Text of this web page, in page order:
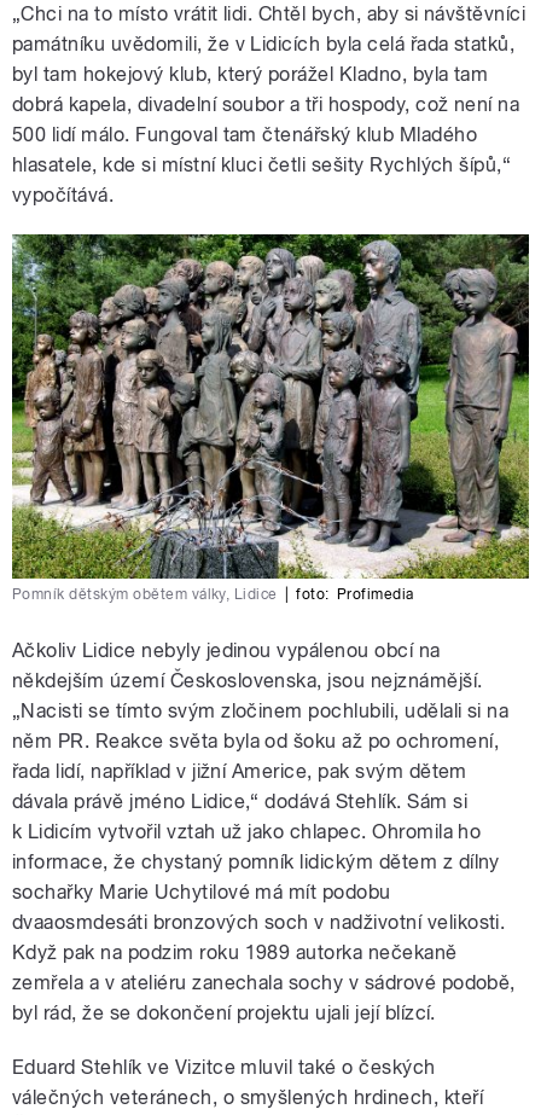
„Chci na to místo vrátit lidi. Chtěl bych, aby si návštěvníci
památníku uvědomili, že v Lidicích byla celá řada statků,
byl tam hokejový klub, který porážel Kladno, byla tam
dobrá kapela, divadelní soubor a tři hospody, což není na
500 lidí málo. Fungoval tam čtenářský klub Mladého
hlasatele, kde si místní kluci četli sešity Rychlých šípů,“
vypočítává.
Pomník dětským obětem války, Lidice foto: Profimedia
Ačkoliv Lidice nebyly jedinou vypálenou obcí na
někdejším území Československa, jsou nejznámější.
„Nacisti se tímto svým zločinem pochlubili, udělali si na
něm PR. Reakce světa byla od šoku až po ochromení,
řada lidí, například v jižní Americe, pak svým dětem
dávala právě jméno Lidice,“ dodává Stehlík. Sám si
k Lidicím vytvořil vztah už jako chlapec. Ohromila ho
informace, že chystaný pomník lidickým dětem z dílny
sochařky Marie Uchytilové má mít podobu
dvaaosmdesáti bronzových soch v nadživotní velikosti.
Když pak na podzim roku 1989 autorka nečekaně
zemřela a v ateliéru zanechala sochy v sádrové podobě,
byl rád, že se dokončení projektu ujali její blízcí.
Eduard Stehlík ve Vizitce mluvil také o českých
válečných veteránech, o smyšlených hrdinech, kteří